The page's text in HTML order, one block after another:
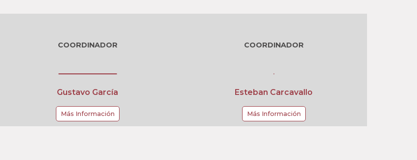
COORDINADOR
Gustavo García
Más Información
COORDINADOR
Esteban Carcavallo
Más Información